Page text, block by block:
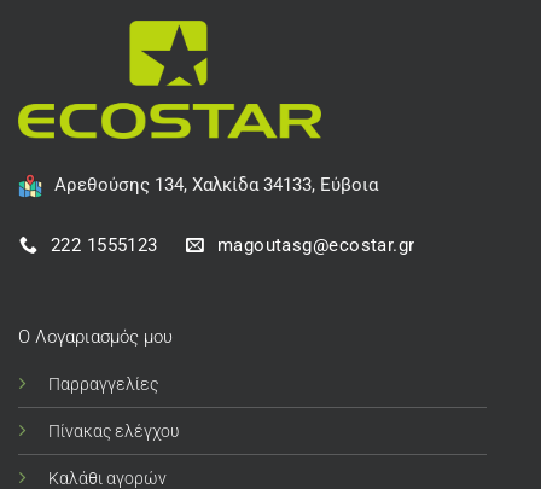
Αρεθούσης 134, Χαλκίδα 34133, Εύβοια
222 1555123 magoutasg@ecostar.gr
Ο Λογαριασμός μου
Παρραγγελίες
Πίνακας ελέγχου
Καλάθι αγορών